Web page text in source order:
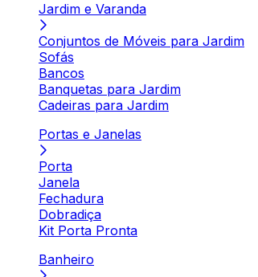
Jardim e Varanda
Conjuntos de Móveis para Jardim
Sofás
Bancos
Banquetas para Jardim
Cadeiras para Jardim
Portas e Janelas
Porta
Janela
Fechadura
Dobradiça
Kit Porta Pronta
Banheiro